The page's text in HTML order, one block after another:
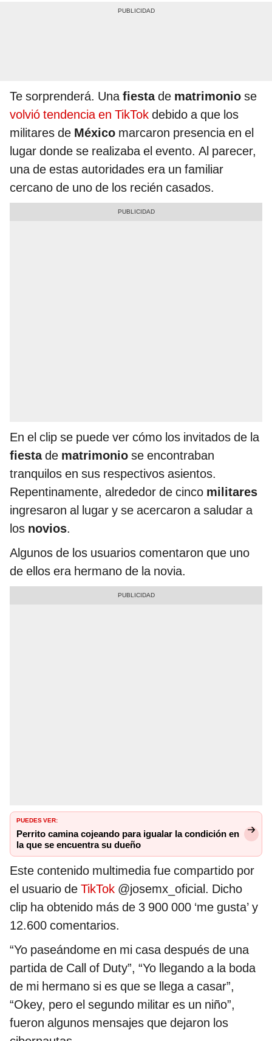
Te sorprenderá. Unafiestade matrimonio se
volvió tendencia en TikTok debido a que los
militares de México marcaron presencia en el
lugar donde se realizaba el evento. Al parecer,
una de estas autoridades era un familiar
cercano de uno de los recién casados.
En el clip se puede ver cómo los invitados de la
fiestade matrimonio se encontraban
tranquilos en sus respectivos asientos.
Repentinamente, alrededor de cinco militares
ingresaron al lugar y se acercaron a saludar a
los novios.
Algunos de los usuarios comentaron que uno
de ellos era hermano de la novia.
PUEDES VER:
Perrito camina cojeando para igualar la condición en
la que se encuentra su dueño
Este contenido multimedia fue compartido por
el usuario de TikTok @josemx_oficial. Dicho
clip ha obtenido más de 3 900 000 ‘me gusta’ y
12.600 comentarios.
“Yo paseándome en mi casa después de una
partida de Call of Duty”, “Yo llegando a la boda
de mi hermano si es que se llega a casar”,
“Okey, pero el segundo militar es un niño”,
fueron algunos mensajes que dejaron los